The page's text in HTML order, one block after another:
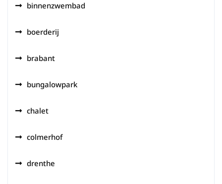
binnenzwembad
boerderij
brabant
bungalowpark
chalet
colmerhof
drenthe